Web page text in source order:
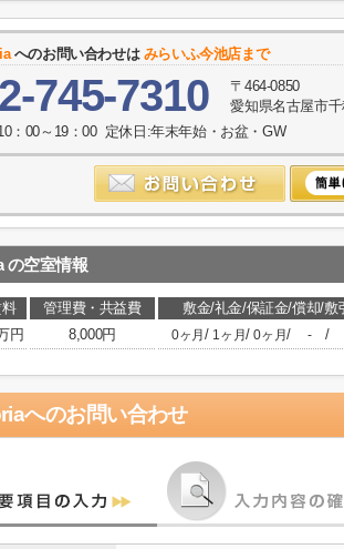
へのお問い合わせは みらいふ今池店まで
745-7310
〒464-0850
愛知県名古屋市
：00～19：00 定休日:年末年始・お盆・GW
の空室情報
管理費・共益費 敷金/礼金/保証金/償却/敷引
円 8,000円 0ヶ月/ 1ヶ月/0ヶ月/ - /
へのお問い合わせ